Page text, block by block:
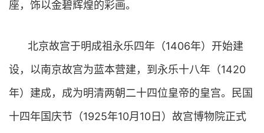
座，饰以金碧辉煌的彩画。
北京故宫于明成祖永乐四年（1406年）开始建
设，以南京故宫为蓝本营建，到永乐十八年（1420
年）建成，成为明清两朝二十四位皇帝的皇宫。民国
十四年国庆节（1925年10月10日）故宫博物院正式